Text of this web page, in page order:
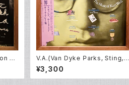
Fo
V.A.(Van Dyke Parks, Sting, J
ohn Zorn, Lou Reed and oth
ers) – Lost In The Stars (The
Music Of Kurt Weill) (LP)
¥3,300